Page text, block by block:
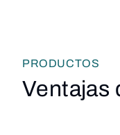
PRODUCTOS
Ventajas